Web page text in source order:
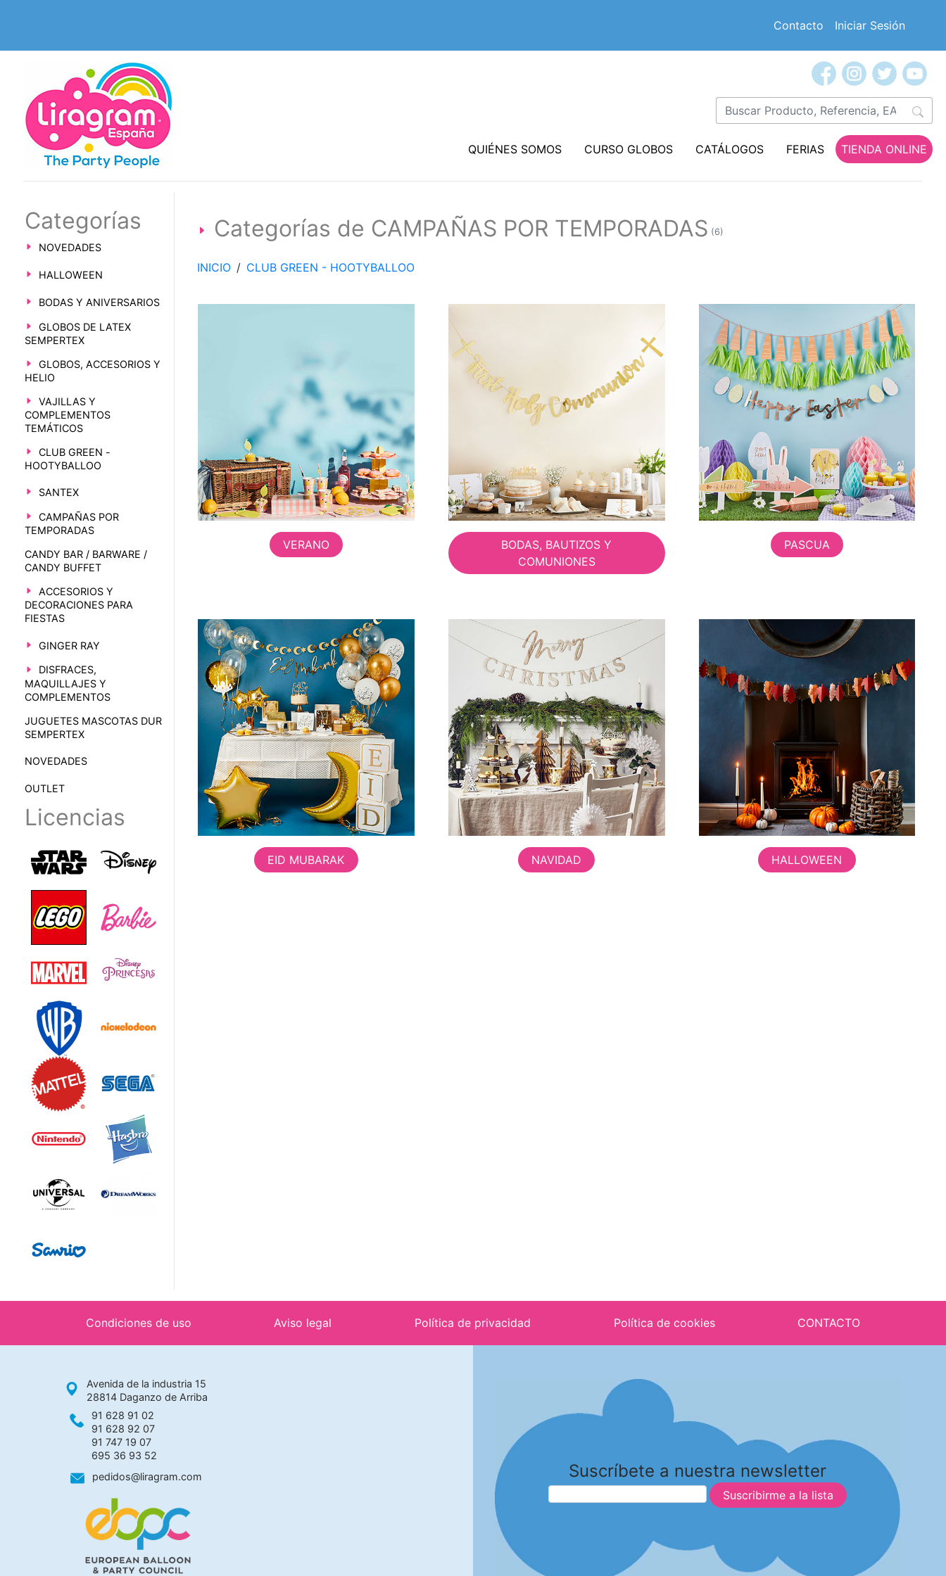
Contacto Iniciar Sesión
QUIÉNES SOMOS CURSO GLOBOS CATÁLOGOS FERIAS TIENDA ONLINE
Categorías
NOVEDADES
HALLOWEEN
BODAS Y ANIVERSARIOS
GLOBOS DE LATEX
SEMPERTEX
GLOBOS, ACCESORIOS Y
HELIO
VAJILLAS Y
COMPLEMENTOS
TEMÁTICOS
CLUB GREEN -
HOOTYBALLOO
SANTEX
CAMPAÑAS POR
TEMPORADAS
CANDY BAR / BARWARE /
CANDY BUFFET
ACCESORIOS Y
DECORACIONES PARA
FIESTAS
GINGER RAY
DISFRACES,
MAQUILLAJES Y
COMPLEMENTOS
JUGUETES MASCOTAS DUR
SEMPERTEX
NOVEDADES
OUTLET
Licencias
Categorías de CAMPAÑAS POR TEMPORADAS (6)
INICIO / CLUB GREEN - HOOTYBALLOO
VERANO
BODAS, BAUTIZOS Y
COMUNIONES
PASCUA
EID MUBARAK NAVIDAD HALLOWEEN
Condiciones de uso Aviso legal Política de privacidad Política de cookies CONTACTO
Avenida de la industria 15
28814 Daganzo de Arriba
91 628 91 02
91 628 92 07
91 747 19 07
695 36 93 52
pedidos@liragram.com
Suscríbete a nuestra newsletter
Suscribirme a la lista